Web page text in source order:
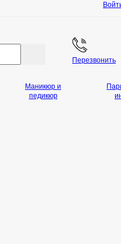
Перезвонить
Маникюр и
педикюр